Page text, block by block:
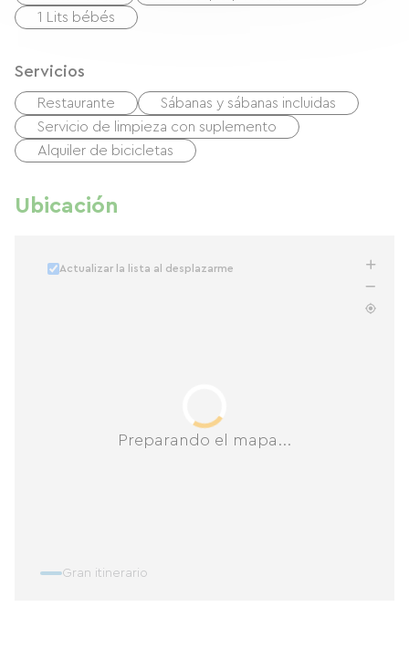
1 Lits bébés
Servicios
Restaurante
Sábanas y sábanas incluidas
Servicio de limpieza con suplemento
Alquiler de bicicletas
Ubicación
Preparando el mapa...
Actualizar la lista al desplazarme
Gran itinerario